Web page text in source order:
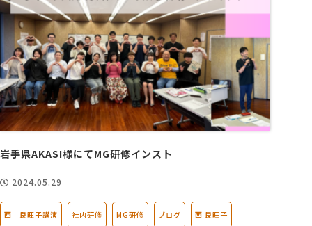
岩手県AKASI様にてMG研修インスト
2024.05.29
西 良旺子講演 社内研修 MG研修 ブログ 西 良旺子